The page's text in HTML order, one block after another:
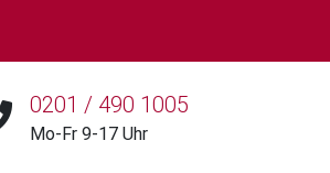
0201 / 490 1005
Mo-Fr 9-17 Uhr